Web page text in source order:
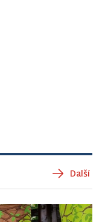
Další